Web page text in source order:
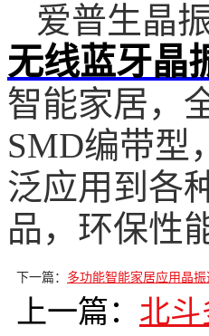
爱普生晶
无线蓝牙晶
智能家居，
SMD编带型
泛应用到各
品，环保性
下一篇： 多功能智能家居应用晶振
上一篇： 北斗